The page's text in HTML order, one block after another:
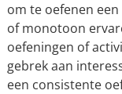
om te oefenen
of monotoon
oefeningen of
gebrek aan
een consistente